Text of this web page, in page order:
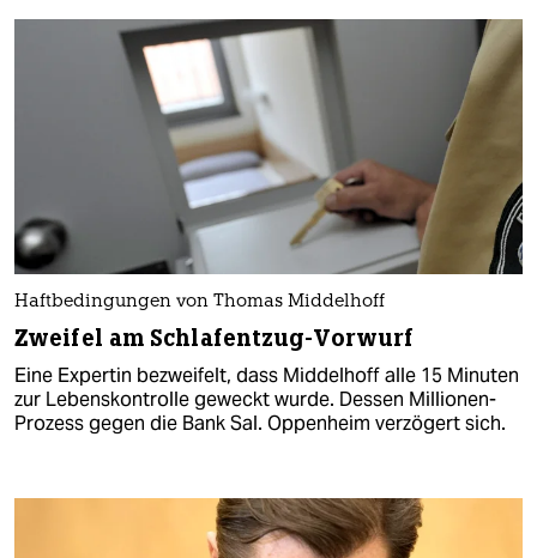
Haftbedingungen von Thomas Middelhoff
Zweifel am Schlafentzug-Vorwurf
Eine Expertin bezweifelt, dass Middelhoff alle 15 Minuten
zur Lebenskontrolle geweckt wurde. Dessen Millionen-
Prozess gegen die Bank Sal. Oppenheim verzögert sich.